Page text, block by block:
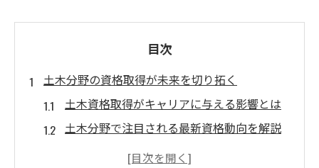
目次
土木分野の資格取得が未来を切り拓く
土木資格取得がキャリアに与える影響とは
土木分野で注目される最新資格動向を解説
建築土木技術者が目指すべき資格選びの基